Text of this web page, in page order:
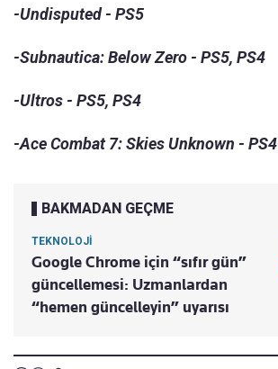
-Undisputed - PS5
-Subnautica: Below Zero - PS5, PS4
-Ultros - PS5, PS4
-Ace Combat 7: Skies Unknown - PS4
BAKMADAN GEÇME
TEKNOLOJİ
Google Chrome için “sıfır gün”
güncellemesi: Uzmanlardan
“hemen güncelleyin” uyarısı